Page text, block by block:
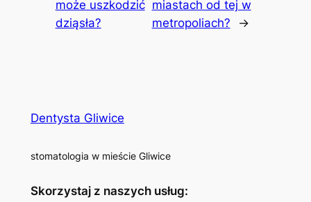
może uszkodzić
dziąsła?
miastach od tej w
metropoliach?
→
Dentysta Gliwice
stomatologia w mieście Gliwice
Skorzystaj z naszych usług: